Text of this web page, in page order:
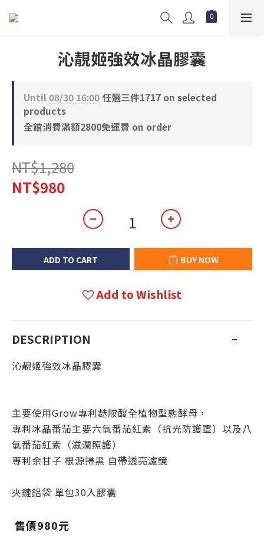
沁靚姬強效冰晶膠囊
Until 08/30 16:00任選三件1717 on selected
products
全館消費滿額2800免運費 on order
NT$1,280
NT$980
ADD TO CART BUY NOW
Add to Wishlist
DESCRIPTION
沁靚姬強效冰晶膠囊
主要使用Grow專利麩胺酸全植物型態酵母，
專利冰晶番茄主要六氫番茄紅素（抗光防護罩）以及八
氫番茄紅素（滋潤照護）
專利余甘子 根源掃黑 自帶透亮濾鏡
夾鏈鋁袋 單包30入膠囊
售價980元